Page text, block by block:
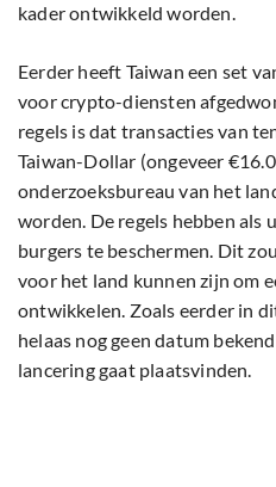
kader ontwikkeld worden.
Eerder heeft Taiwan een set
voor crypto-diensten
regels is dat transacties van
Taiwan-Dollar (ongeveer
onderzoeksbureau van het
worden. De regels hebben als
burgers te beschermen. Dit
voor het land kunnen zijn om
ontwikkelen. Zoals eerder in
helaas nog geen datum
lancering gaat plaatsvinden.